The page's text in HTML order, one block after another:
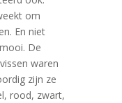
om
En niet
De
waren
zijn ze
rood, zwart,